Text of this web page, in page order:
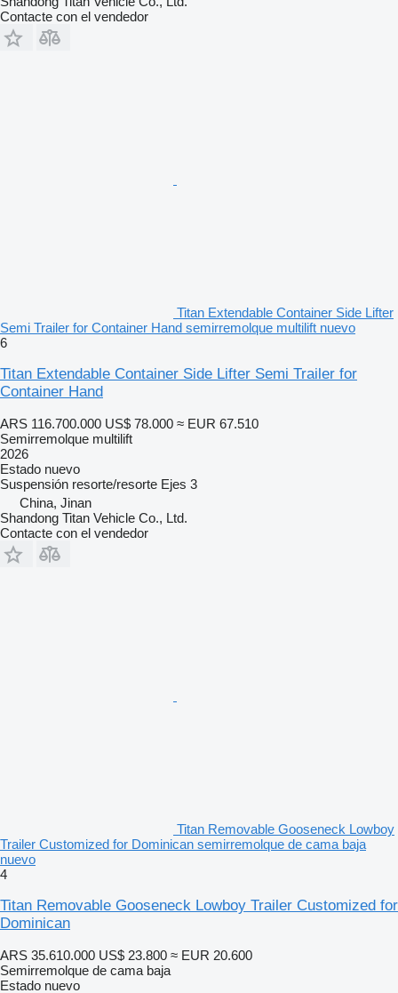
Contacte con el vendedor
Titan Extendable Container Side Lifter
Semi Trailer for Container Hand semirremolque multilift nuevo
6
Titan Extendable Container Side Lifter Semi Trailer for
Container Hand
ARS 116.700.000 US$ 78.000 ≈ EUR 67.510
Semirremolque multilift
2026
Estado nuevo
Suspensión resorte/resorte Ejes 3
China, Jinan
Shandong Titan Vehicle Co., Ltd.
Contacte con el vendedor
Titan Removable Gooseneck Lowboy
Trailer Customized for Dominican semirremolque de cama baja
nuevo
4
Titan Removable Gooseneck Lowboy Trailer Customized for
Dominican
ARS 35.610.000 US$ 23.800 ≈ EUR 20.600
Semirremolque de cama baja
Estado nuevo